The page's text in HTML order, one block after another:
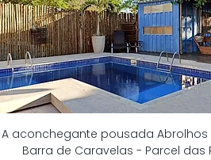
A aconchegante pousada Abrolhos
Barra de Caravelas - Parcel das